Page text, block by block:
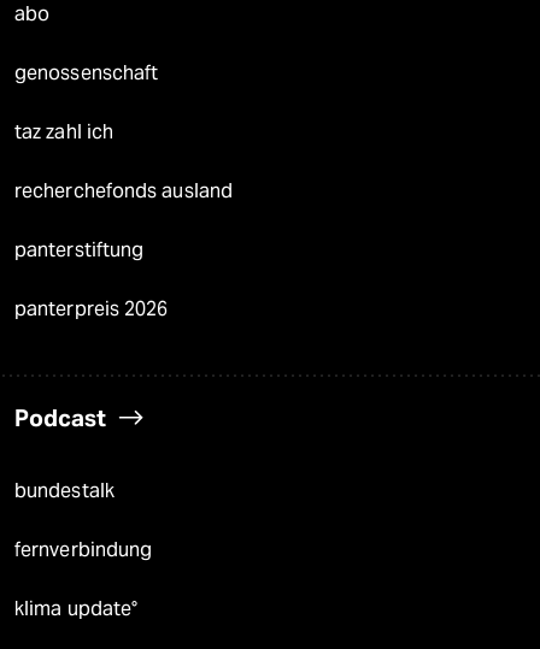
abo
genossenschaft
taz zahl ich
recherchefonds ausland
panterstiftung
panterpreis 2026
Podcast
bundestalk
fernverbindung
klima update°